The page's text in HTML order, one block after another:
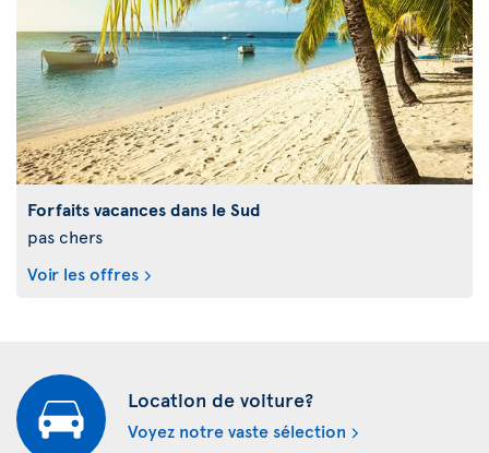
Forfaits vacances dans le Sud
pas chers
Voir les offres
Location de voiture?
Voyez notre vaste sélection